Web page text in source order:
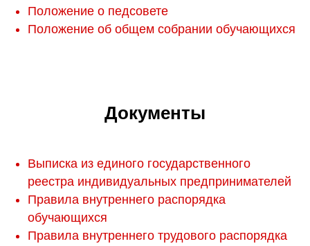
Положение о педсовете
Положение об общем собрании обучающихся
Документы
Выписка из единого государственного
реестра индивидуальных предпринимателей
Правила внутреннего распорядка
обучающихся
Правила внутреннего трудового распорядка